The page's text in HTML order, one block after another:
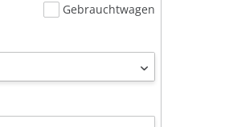
Gebrauchtwagen